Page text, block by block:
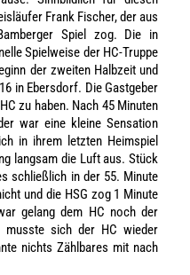
Frank Fischer, der aus
Spiel zog. Die in
Spielweise der HC-Truppe
der zweiten Halbzeit und
in Ebersdorf. Die Gastgeber
zu haben. Nach 45 Minuten
war eine kleine Sensation
in ihrem letzten Heimspiel
langsam die Luft aus. Stück
schließlich in der 55. Minute
und die HSG zog 1 Minute
gelang dem HC noch der
musste sich der HC wieder
nichts Zählbares mit nach